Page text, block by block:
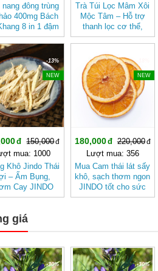
nang đông trùng
400mg Bách
8 in 1 đậm
10 giúp khoẻ
trong bảo vệ
gia đình bạn
Trà Túi Lọc Mâm Xôi
Mộc Tâm – Hỗ trợ
thanh lọc cơ thể,
mang lại cảm giác
-13%
NEW
150,000
mua: 1000
Khô Jindo Thái
– Ấm Bụng,
Cay JINDO
NEW
180,000
220,000
Lượt mua: 356
Mua Cam thái lát sấy
khô, sạch thơm ngon
JINDO tốt cho sức
khỏe
giá
-30% -30%